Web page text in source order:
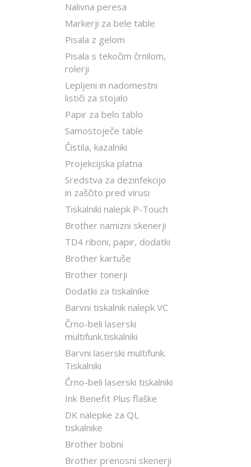
Nalivna peresa
Markerji za bele table
Pisala z gelom
Pisala s tekočim črnilom,
rolerji
Lepljeni in nadomestni
lističi za stojalo
Papir za belo tablo
Samostoječe table
Čistila, kazalniki
Projekcijska platna
Sredstva za dezinfekcijo
in zaščito pred virusi
Tiskalniki nalepk P-Touch
Brother namizni skenerji
TD4 riboni, papir, dodatki
Brother kartuše
Brother tonerji
Dodatki za tiskalnike
Barvni tiskalnik nalepk VC
Črno-beli laserski
multifunk.tiskalniki
Barvni laserski multifunk.
Tiskalniki
Črno-beli laserski tiskalniki
Ink Benefit Plus flaške
DK nalepke za QL
tiskalnike
Brother bobni
Brother prenosni skenerji